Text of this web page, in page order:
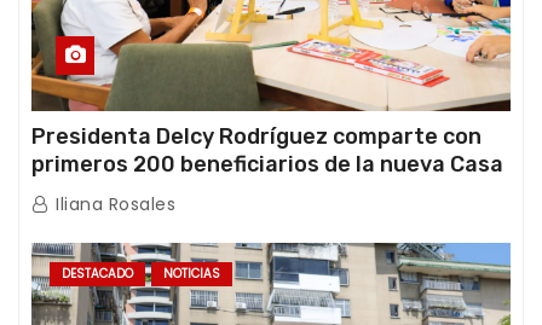
Presidenta Delcy Rodríguez comparte con
primeros 200 beneficiarios de la nueva Casa
de los Abuelos “La Primavera” en Caracas
Iliana Rosales
DESTACADO NOTICIAS